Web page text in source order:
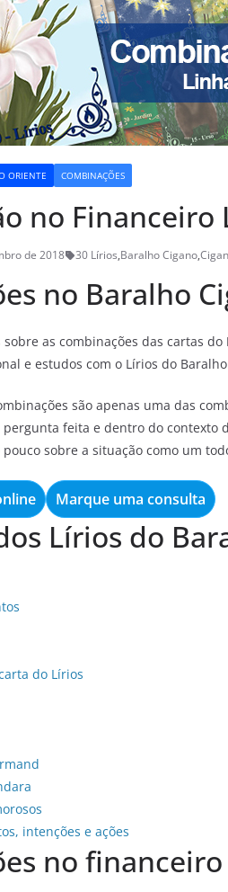
ORIENTE COMBINAÇÕES
no Financeiro
de 2018 30 Lírios,Baralho Cigano,
no Baralho
as combinações das cartas do
e estudos com o Lírios do
são apenas uma das
feita e dentro do contexto
sobre a situação como um
Marque uma consulta
Lírios do
do Lírios
intenções e ações
no